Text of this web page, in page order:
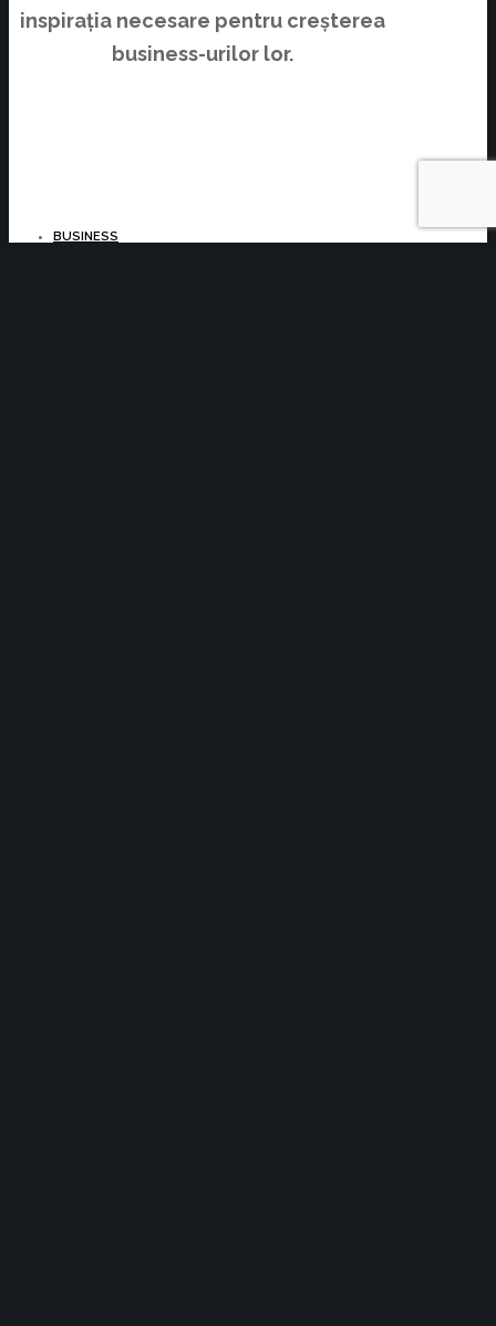
inspirația necesare pentru creșterea
business-urilor lor.
BUSINESS